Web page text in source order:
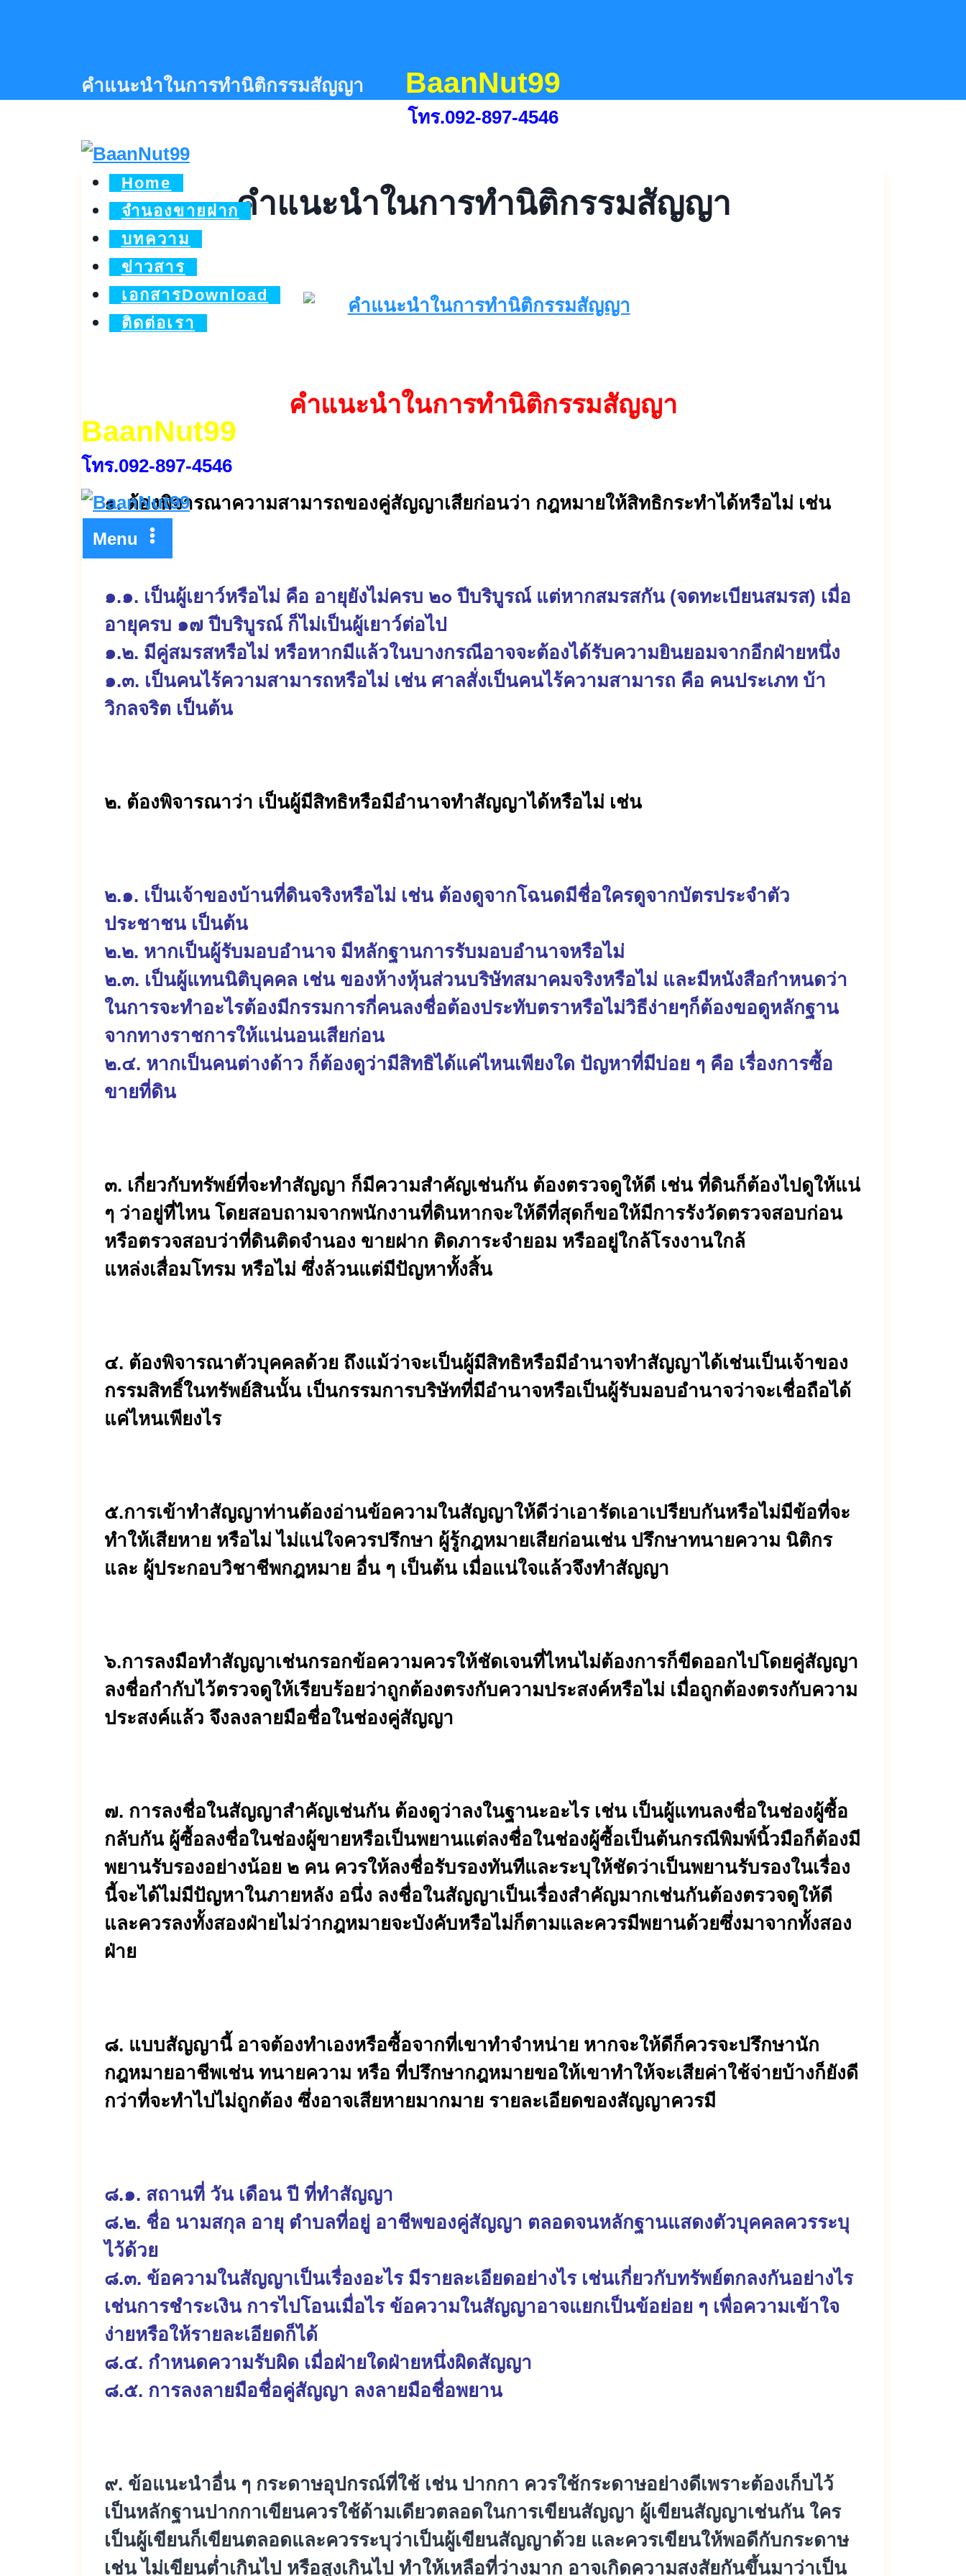
BaanNut99
โทร.092-897-4546
Home
จำนองขายฝาก
บทความ
ข่าวสาร
เอกสารDownload
ติดต่อเรา
BaanNut99
โทร.092-897-4546
Menu
คำแนะนำในการทำนิติกรรมสัญญา
คำแนะนำในการทำนิติกรรมสัญญา
คำแนะนำในการทำนิติกรรมสัญญา
๑. ต้องพิจารณาความสามารถของคู่สัญญาเสียก่อนว่า กฎหมายให้สิทธิกระทำได้หรือไม่ เช่น
๑.๑. เป็นผู้เยาว์หรือไม่ คือ อายุยังไม่ครบ ๒๐ ปีบริบูรณ์ แต่หากสมรสกัน (จดทะเบียนสมรส) เมื่อ
อายุครบ ๑๗ ปีบริบูรณ์ ก็ไม่เป็นผู้เยาว์ต่อไป
๑.๒. มีคู่สมรสหรือไม่ หรือหากมีแล้วในบางกรณีอาจจะต้องได้รับความยินยอมจากอีกฝ่ายหนึ่ง
๑.๓. เป็นคนไร้ความสามารถหรือไม่ เช่น ศาลสั่งเป็นคนไร้ความสามารถ คือ คนประเภท บ้า
วิกลจริต เป็นต้น
๒. ต้องพิจารณาว่า เป็นผู้มีสิทธิหรือมีอำนาจทำสัญญาได้หรือไม่ เช่น
๒.๑. เป็นเจ้าของบ้านที่ดินจริงหรือไม่ เช่น ต้องดูจากโฉนดมีชื่อใครดูจากบัตรประจำตัว
ประชาชน เป็นต้น
๒.๒. หากเป็นผู้รับมอบอำนาจ มีหลักฐานการรับมอบอำนาจหรือไม่
๒.๓. เป็นผู้แทนนิติบุคคล เช่น ของห้างหุ้นส่วนบริษัทสมาคมจริงหรือไม่ และมีหนังสือกำหนดว่า
ในการจะทำอะไรต้องมีกรรมการกี่คนลงชื่อต้องประทับตราหรือไม่วิธีง่ายๆก็ต้องขอดูหลักฐาน
จากทางราชการให้แน่นอนเสียก่อน
๒.๔. หากเป็นคนต่างด้าว ก็ต้องดูว่ามีสิทธิได้แค่ไหนเพียงใด ปัญหาที่มีบ่อย ๆ คือ เรื่องการซื้อ
ขายที่ดิน
๓. เกี่ยวกับทรัพย์ที่จะทำสัญญา ก็มีความสำคัญเช่นกัน ต้องตรวจดูให้ดี เช่น ที่ดินก็ต้องไปดูให้แน่
ๆ ว่าอยู่ที่ไหน โดยสอบถามจากพนักงานที่ดินหากจะให้ดีที่สุดก็ขอให้มีการรังวัดตรวจสอบก่อน
หรือตรวจสอบว่าที่ดินติดจำนอง ขายฝาก ติดภาระจำยอม หรืออยู่ใกล้โรงงานใกล้
แหล่งเสื่อมโทรม หรือไม่ ซึ่งล้วนแต่มีปัญหาทั้งสิ้น
๔. ต้องพิจารณาตัวบุคคลด้วย ถึงแม้ว่าจะเป็นผู้มีสิทธิหรือมีอำนาจทำสัญญาได้เช่นเป็นเจ้าของ
กรรมสิทธิ์ในทรัพย์สินนั้น เป็นกรรมการบริษัทที่มีอำนาจหรือเป็นผู้รับมอบอำนาจว่าจะเชื่อถือได้
แค่ไหนเพียงไร
๕.การเข้าทำสัญญาท่านต้องอ่านข้อความในสัญญาให้ดีว่าเอารัดเอาเปรียบกันหรือไม่มีข้อที่จะ
ทำให้เสียหาย หรือไม่ ไม่แน่ใจควรปรึกษา ผู้รู้กฎหมายเสียก่อนเช่น ปรึกษาทนายความ นิติกร
และ ผู้ประกอบวิชาชีพกฎหมาย อื่น ๆ เป็นต้น เมื่อแน่ใจแล้วจึงทำสัญญา
๖.การลงมือทำสัญญาเช่นกรอกข้อความควรให้ชัดเจนที่ไหนไม่ต้องการก็ขีดออกไปโดยคู่สัญญา
ลงชื่อกำกับไว้ตรวจดูให้เรียบร้อยว่าถูกต้องตรงกับความประสงค์หรือไม่ เมื่อถูกต้องตรงกับความ
ประสงค์แล้ว จึงลงลายมือชื่อในช่องคู่สัญญา
๗. การลงชื่อในสัญญาสำคัญเช่นกัน ต้องดูว่าลงในฐานะอะไร เช่น เป็นผู้แทนลงชื่อในช่องผู้ซื้อ
กลับกัน ผู้ซื้อลงชื่อในช่องผู้ขายหรือเป็นพยานแต่ลงชื่อในช่องผู้ซื้อเป็นต้นกรณีพิมพ์นิ้วมือก็ต้องมี
พยานรับรองอย่างน้อย ๒ คน ควรให้ลงชื่อรับรองทันทีและระบุให้ชัดว่าเป็นพยานรับรองในเรื่อง
นี้จะได้ไม่มีปัญหาในภายหลัง อนึ่ง ลงชื่อในสัญญาเป็นเรื่องสำคัญมากเช่นกันต้องตรวจดูให้ดี
และควรลงทั้งสองฝ่ายไม่ว่ากฎหมายจะบังคับหรือไม่ก็ตามและควรมีพยานด้วยซึ่งมาจากทั้งสอง
ฝ่าย
๘. แบบสัญญานี้ อาจต้องทำเองหรือซื้อจากที่เขาทำจำหน่าย หากจะให้ดีก็ควรจะปรึกษานัก
กฎหมายอาชีพเช่น ทนายความ หรือ ที่ปรึกษากฎหมายขอให้เขาทำให้จะเสียค่าใช้จ่ายบ้างก็ยังดี
กว่าที่จะทำไปไม่ถูกต้อง ซึ่งอาจเสียหายมากมาย รายละเอียดของสัญญาควรมี
๘.๑. สถานที่ วัน เดือน ปี ที่ทำสัญญา
๘.๒. ชื่อ นามสกุล อายุ ตำบลที่อยู่ อาชีพของคู่สัญญา ตลอดจนหลักฐานแสดงตัวบุคคลควรระบุ
ไว้ด้วย
๘.๓. ข้อความในสัญญาเป็นเรื่องอะไร มีรายละเอียดอย่างไร เช่นเกี่ยวกับทรัพย์ตกลงกันอย่างไร
เช่นการชำระเงิน การไปโอนเมื่อไร ข้อความในสัญญาอาจแยกเป็นข้อย่อย ๆ เพื่อความเข้าใจ
ง่ายหรือให้รายละเอียดก็ได้
๘.๔. กำหนดความรับผิด เมื่อฝ่ายใดฝ่ายหนึ่งผิดสัญญา
๘.๕. การลงลายมือชื่อคู่สัญญา ลงลายมือชื่อพยาน
๙. ข้อแนะนำอื่น ๆ กระดาษอุปกรณ์ที่ใช้ เช่น ปากกา ควรใช้กระดาษอย่างดีเพราะต้องเก็บไว้
เป็นหลักฐานปากกาเขียนควรใช้ด้ามเดียวตลอดในการเขียนสัญญา ผู้เขียนสัญญาเช่นกัน ใคร
เป็นผู้เขียนก็เขียนตลอดและควรระบุว่าเป็นผู้เขียนสัญญาด้วย และควรเขียนให้พอดีกับกระดาษ
เช่น ไม่เขียนต่ำเกินไป หรือสูงเกินไป ทำให้เหลือที่ว่างมาก อาจเกิดความสงสัยกันขึ้นมาว่าเป็น